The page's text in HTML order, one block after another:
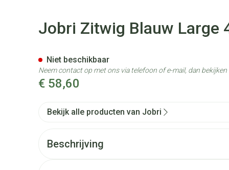
Jobri Zitwig Blauw Large
€ 58,60
Niet beschikbaar
Neem contact op met ons via telefoon of e-mail, dan bekijken
Bekijk alle producten van Jobri
Beschrijving